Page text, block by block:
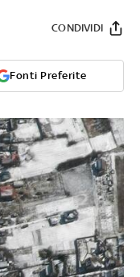
Fonti Preferite
CONDIVIDI